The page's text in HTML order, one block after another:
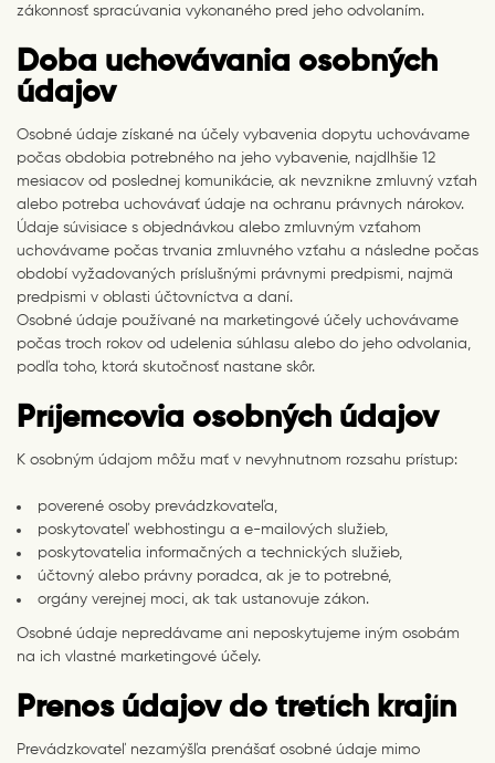
zákonnosť spracúvania vykonaného pred jeho odvolaním.
Doba uchovávania osobných
údajov
Osobné údaje získané na účely vybavenia dopytu uchovávame
počas obdobia potrebného na jeho vybavenie, najdlhšie 12
mesiacov od poslednej komunikácie, ak nevznikne zmluvný vzťah
alebo potreba uchovávať údaje na ochranu právnych nárokov.
Údaje súvisiace s objednávkou alebo zmluvným vzťahom
uchovávame počas trvania zmluvného vzťahu a následne počas
období vyžadovaných príslušnými právnymi predpismi, najmä
predpismi v oblasti účtovníctva a daní.
Osobné údaje používané na marketingové účely uchovávame
počas troch rokov od udelenia súhlasu alebo do jeho odvolania,
podľa toho, ktorá skutočnosť nastane skôr.
Príjemcovia osobných údajov
K osobným údajom môžu mať v nevyhnutnom rozsahu prístup:
poverené osoby prevádzkovateľa,
poskytovateľ webhostingu a e-mailových služieb,
poskytovatelia informačných a technických služieb,
účtovný alebo právny poradca, ak je to potrebné,
orgány verejnej moci, ak tak ustanovuje zákon.
Osobné údaje nepredávame ani neposkytujeme iným osobám
na ich vlastné marketingové účely.
Prenos údajov do tretích krajín
Prevádzkovateľ nezamýšľa prenášať osobné údaje mimo